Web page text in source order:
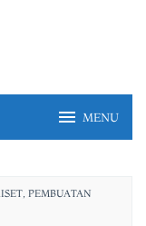
MENU
PEMBUATAN